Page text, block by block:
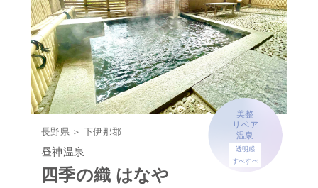
美整
リペア
温泉
透明感
すべすべ
長野県 ＞ 下伊那郡
昼神温泉
四季の織 はなや